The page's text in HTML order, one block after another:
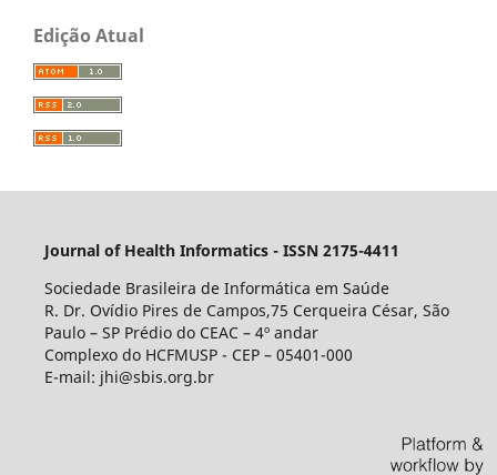
Edição Atual
Journal of Health Informatics - ISSN 2175-4411
Sociedade Brasileira de Informática em Saúde
R. Dr. Ovídio Pires de Campos,75 Cerqueira César, São
Paulo – SP Prédio do CEAC – 4º andar
Complexo do HCFMUSP - CEP – 05401-000
E-mail: jhi@sbis.org.br